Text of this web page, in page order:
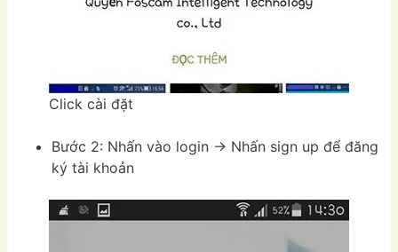
Click cài đặt
Bước 2: Nhấn vào login -> Nhấn sign up để đăng
ký tài khoản